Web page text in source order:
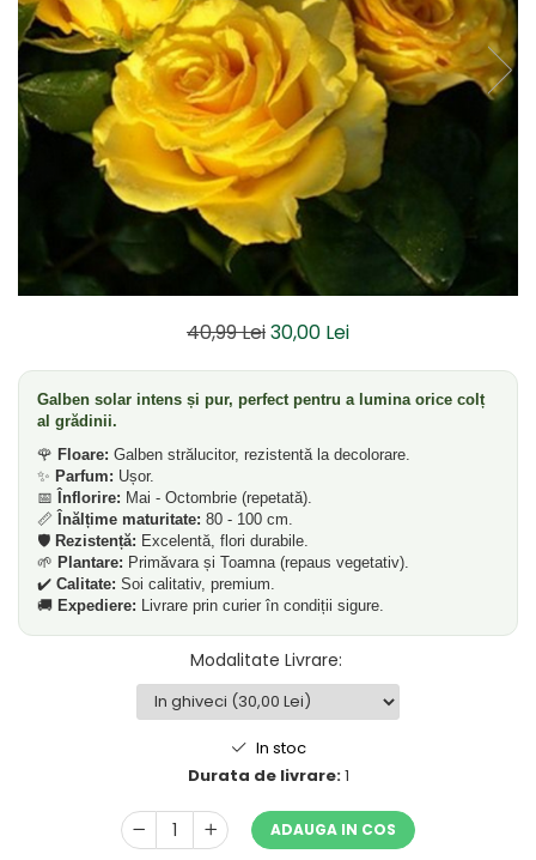
Dud
Corn
Smochin
Kaki
Mosmon
Migdal
40,99 Lei30,00 Lei
Galben solar intens și pur, perfect pentru a lumina orice colț
al grădinii.
🌹 Floare: Galben strălucitor, rezistentă la decolorare.
✨ Parfum: Ușor.
📅
Înflorire: Mai - Octombrie (repetată).
📏 Înălțime maturitate: 80 - 100 cm.
🛡️ Rezistență: Excelentă, flori durabile.
🌱 Plantare: Primăvara și Toamna (repaus vegetativ).
✔️ Calitate: Soi calitativ, premium.
🚚 Expediere: Livrare prin curier în condiții sigure.
Modalitate Livrare:
In stoc
Durata de livrare:1
ADAUGA IN COS